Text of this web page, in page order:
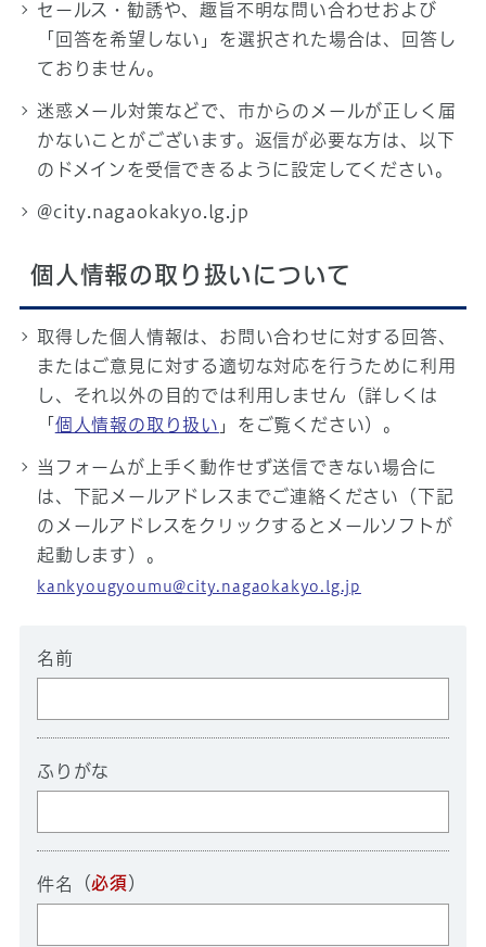
セールス・勧誘や、趣旨不明な問い合わせおよび
「回答を希望しない」を選択された場合は、回答し
ておりません。
迷惑メール対策などで、市からのメールが正しく届
かないことがございます。返信が必要な方は、以下
のドメインを受信できるように設定してください。
@city.nagaokakyo.lg.jp
個人情報の取り扱いについて
取得した個人情報は、お問い合わせに対する回答、
またはご意見に対する適切な対応を行うために利用
し、それ以外の目的では利用しません（詳しくは
「 個人情報の取り扱い 」をご覧ください）。
当フォームが上手く動作せず送信できない場合に
は、下記メールアドレスまでご連絡ください（下記
のメールアドレスをクリックするとメールソフトが
起動します）。
kankyougyoumu@city.nagaokakyo.lg.jp
名前
ふりがな
件名 （必須 ）